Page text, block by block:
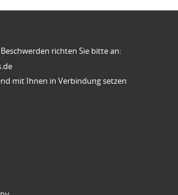
richten Sie bitte an:
mit Ihnen in Verbindung setzen